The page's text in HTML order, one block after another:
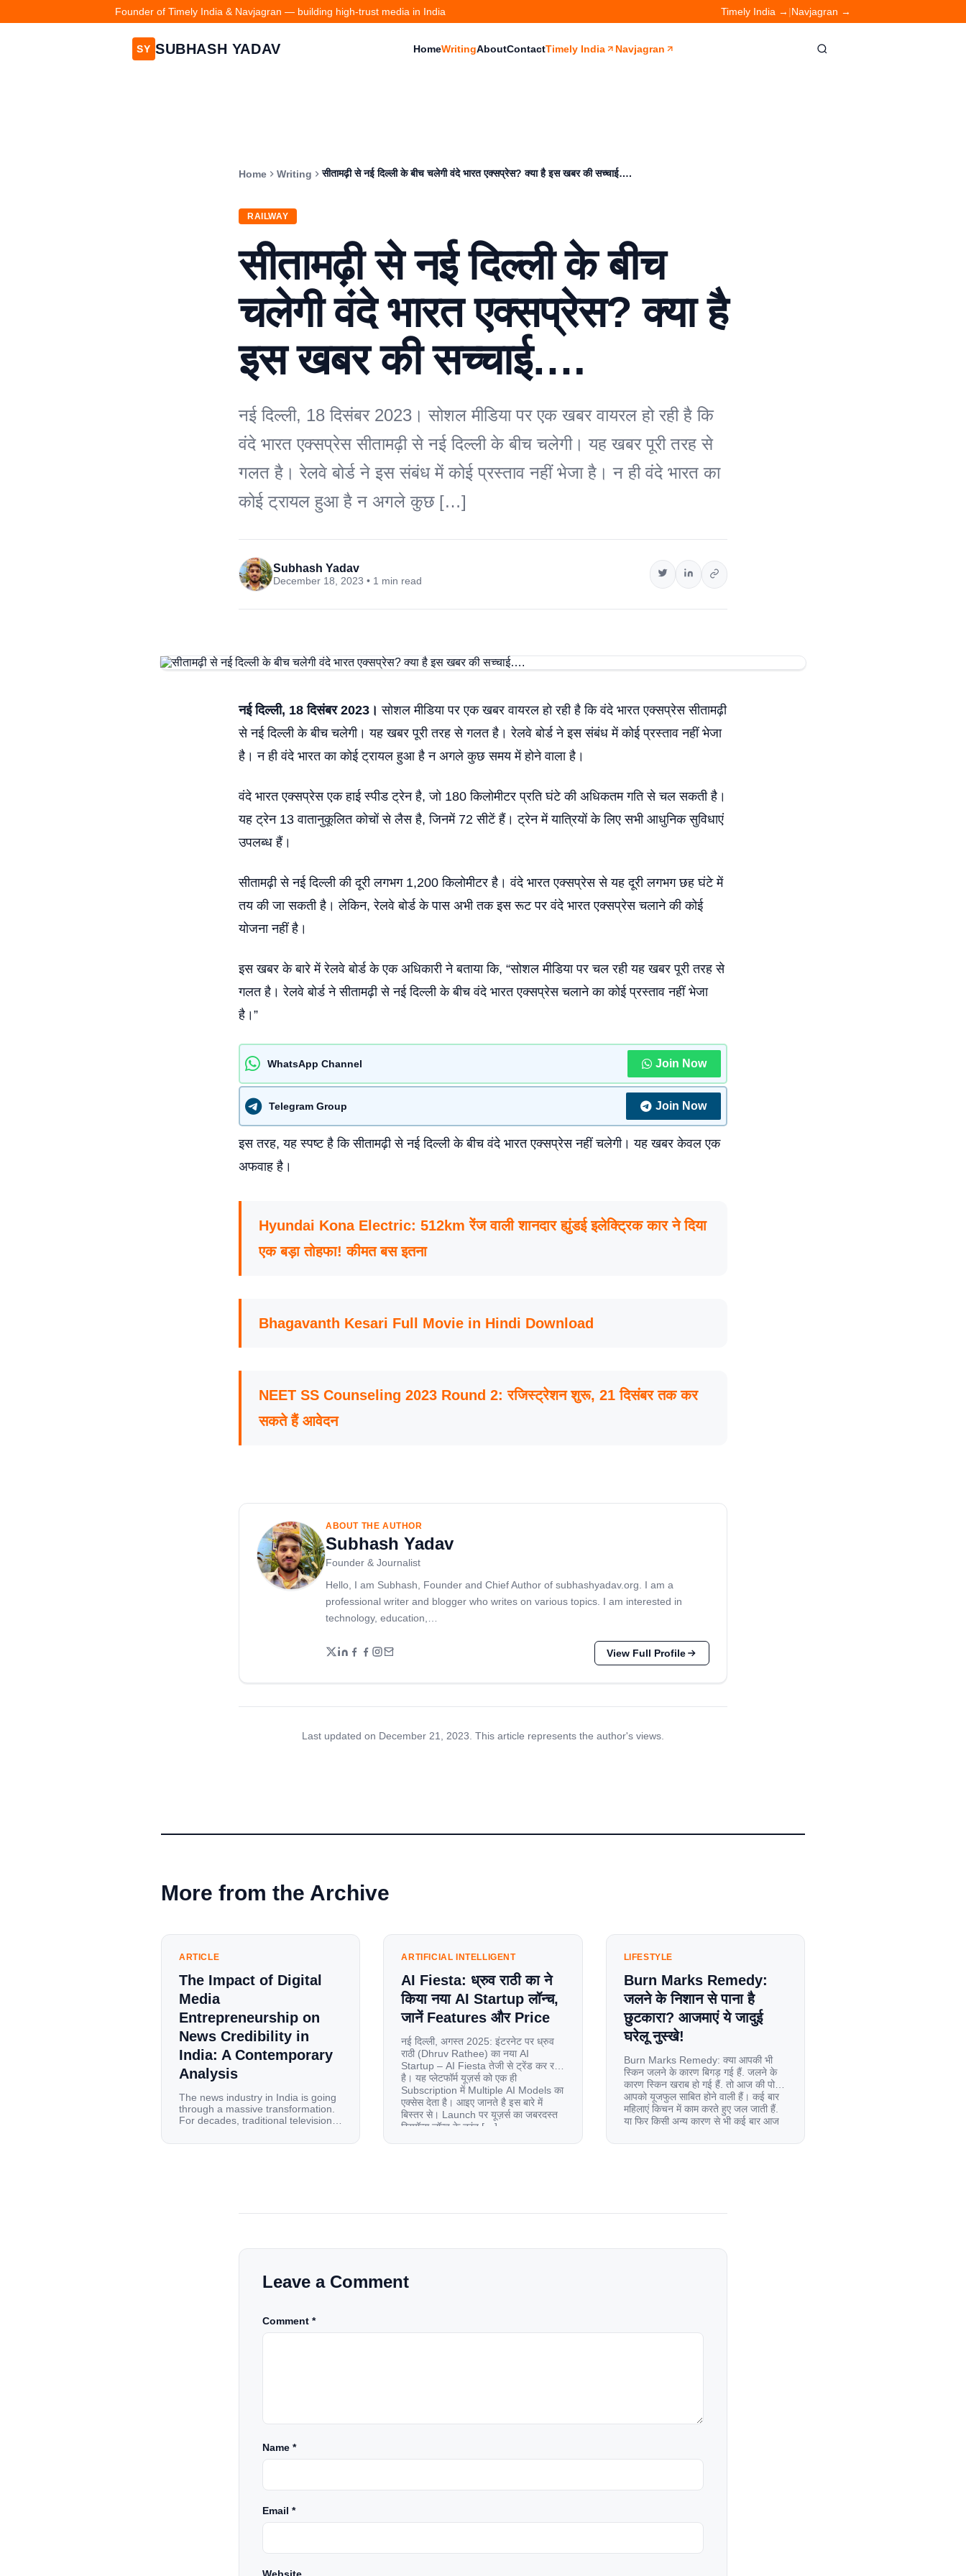
Founder of Timely India & Navjagran — building high-trust media in India Timely India → |Navjagran →
SY SUBHASH YADAV HomeWritingAboutContactTimely India Navjagran
Home Writing सीतामढ़ी से नई दिल्ली के बीच चलेगी वंदे भारत एक्सप्रेस? क्या है इस खबर की सच्चाई….
RAILWAY
सीतामढ़ी से नई दिल्ली के बीच
चलेगी वंदे भारत एक्सप्रेस? क्या है
इस खबर की सच्चाई….
नई दिल्ली, 18 दिसंबर 2023। सोशल मीडिया पर एक खबर वायरल हो रही है कि
वंदे भारत एक्सप्रेस सीतामढ़ी से नई दिल्ली के बीच चलेगी। यह खबर पूरी तरह से
गलत है। रेलवे बोर्ड ने इस संबंध में कोई प्रस्ताव नहीं भेजा है। न ही वंदे भारत का
कोई ट्रायल हुआ है न अगले कुछ […]
Subhash Yadav
December 18, 2023 • 1 min read
नई दिल्ली, 18 दिसंबर 2023। सोशल मीडिया पर एक खबर वायरल हो रही है कि वंदे भारत एक्सप्रेस सीतामढ़ी
से नई दिल्ली के बीच चलेगी। यह खबर पूरी तरह से गलत है। रेलवे बोर्ड ने इस संबंध में कोई प्रस्ताव नहीं भेजा
है। न ही वंदे भारत का कोई ट्रायल हुआ है न अगले कुछ समय में होने वाला है।
वंदे भारत एक्सप्रेस एक हाई स्पीड ट्रेन है, जो 180 किलोमीटर प्रति घंटे की अधिकतम गति से चल सकती है।
यह ट्रेन 13 वातानुकूलित कोचों से लैस है, जिनमें 72 सीटें हैं। ट्रेन में यात्रियों के लिए सभी आधुनिक सुविधाएं
उपलब्ध हैं।
सीतामढ़ी से नई दिल्ली की दूरी लगभग 1,200 किलोमीटर है। वंदे भारत एक्सप्रेस से यह दूरी लगभग छह घंटे में
तय की जा सकती है। लेकिन, रेलवे बोर्ड के पास अभी तक इस रूट पर वंदे भारत एक्सप्रेस चलाने की कोई
योजना नहीं है।
इस खबर के बारे में रेलवे बोर्ड के एक अधिकारी ने बताया कि, “सोशल मीडिया पर चल रही यह खबर पूरी तरह से
गलत है। रेलवे बोर्ड ने सीतामढ़ी से नई दिल्ली के बीच वंदे भारत एक्सप्रेस चलाने का कोई प्रस्ताव नहीं भेजा
है।”
WhatsApp Channel Join Now
Telegram Group Join Now
इस तरह, यह स्पष्ट है कि सीतामढ़ी से नई दिल्ली के बीच वंदे भारत एक्सप्रेस नहीं चलेगी। यह खबर केवल एक
अफवाह है।
Hyundai Kona Electric: 512km रेंज वाली शानदार ह्युंडई इलेक्ट्रिक कार ने दिया
एक बड़ा तोहफा! कीमत बस इतना
Bhagavanth Kesari Full Movie in Hindi Download
NEET SS Counseling 2023 Round 2: रजिस्ट्रेशन शुरू, 21 दिसंबर तक कर
सकते हैं आवेदन
ABOUT THE AUTHOR
Subhash Yadav
Founder & Journalist
Hello, I am Subhash, Founder and Chief Author of subhashyadav.org. I am a
professional writer and blogger who writes on various topics. I am interested in
technology, education,…
View Full Profile
Last updated on December 21, 2023. This article represents the author's views.
More from the Archive
ARTICLE
The Impact of Digital
Media
Entrepreneurship on
News Credibility in
India: A Contemporary
Analysis
The news industry in India is going
through a massive transformation.
For decades, traditional television
were the main sources of
India has become a mobile-first
ARTIFICIAL INTELLIGENT
AI Fiesta: ध्रुव राठी का ने
किया नया AI Startup लॉन्च,
जानें Features और Price
नई दिल्ली, अगस्त 2025: इंटरनेट पर ध्रुव
राठी (Dhruv Rathee) का नया AI
Startup – AI Fiesta तेजी से ट्रेंड कर रहा
है। यह प्लेटफॉर्म यूज़र्स को एक ही
Subscription में Multiple AI Models का
एक्सेस देता है। आइए जानते है इस बारे में
बिस्तर से। Launch पर यूज़र्स का जबरदस्त
रिस्पॉन्स लॉन्च के तुरंत […]
LIFESTYLE
Burn Marks Remedy:
जलने के निशान से पाना है
छुटकारा? आजमाएं ये जादुई
घरेलू नुस्खे!
Burn Marks Remedy: क्या आपकी भी
स्किन जलने के कारण बिगड़ गई हैं. जलने के
कारण स्किन खराब हो गई हैं. तो आज की पोस्ट
आपको यूजफुल साबित होने वाली हैं। कई बार
महिलाएं किचन में काम करते हुए जल जाती हैं.
या फिर किसी अन्य कारण से भी कई बार आज
Leave a Comment
Comment *
Name *
Email *